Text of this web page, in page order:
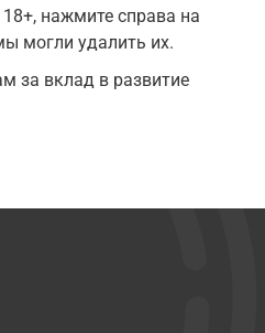
нажмите справа на
могли удалить их.
за вклад в развитие